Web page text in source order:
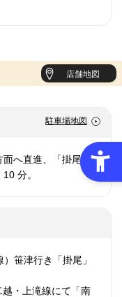
店舗地図
駐車場地図
へ直進、「掛尾
分。
笹津行き「掛尾」
・上滝線にて「南